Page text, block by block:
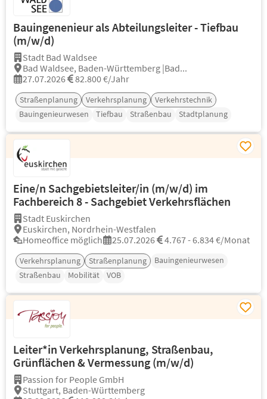
Bauingenenieur als Abteilungsleiter - Tiefbau
(m/w/d)
Stadt Bad Waldsee
Bad Waldsee, Baden-Württemberg |Bad...
27.07.2026
82.800 €/Jahr
Straßenplanung Verkehrsplanung
Verkehrstechnik
Bauingenieurwesen
Tiefbau Straßenbau Stadtplanung
Eine/n Sachgebietsleiter/in (m/w/d) im
Fachbereich 8 - Sachgebiet Verkehrsflächen
Stadt Euskirchen
Euskirchen, Nordrhein-Westfalen
Homeoffice möglich
25.07.2026 4.767 - 6.834 €/Monat
Verkehrsplanung Straßenplanung
Bauingenieurwesen
Straßenbau
Mobilität VOB
Leiter*in Verkehrsplanung, Straßenbau,
Grünflächen & Vermessung (m/w/d)
Passion for People GmbH
Stuttgart, Baden-Württemberg